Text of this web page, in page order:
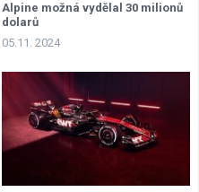
Alpine možná vydělal 30 milionů
dolarů
05.11. 2024